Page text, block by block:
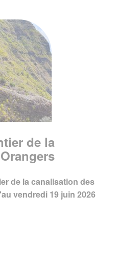
de la
de la canalisation des
vendredi 19 juin 2026